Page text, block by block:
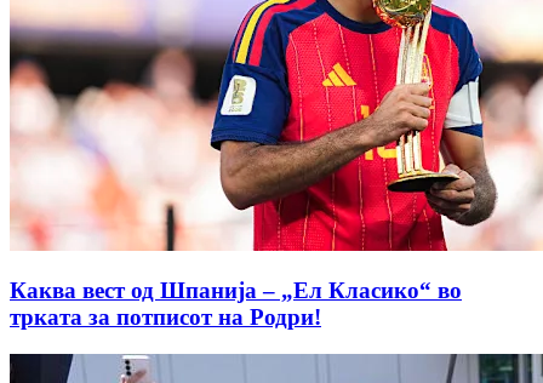
Каква вест од Шпанија – „Ел Класико“ во
трката за потписот на Родри!